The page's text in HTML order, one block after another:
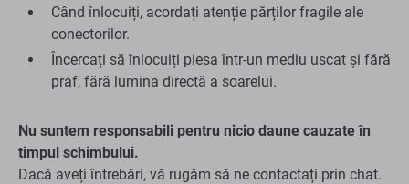
Când înlocuiți, acordați atenție părților fragile ale
conectorilor.
Încercați să înlocuiți piesa într-un mediu uscat și fără
praf, fără lumina directă a soarelui.
Nu suntem responsabili pentru nicio daune cauzate în
timpul schimbului.
Dacă aveți întrebări, vă rugăm să ne contactați prin chat.